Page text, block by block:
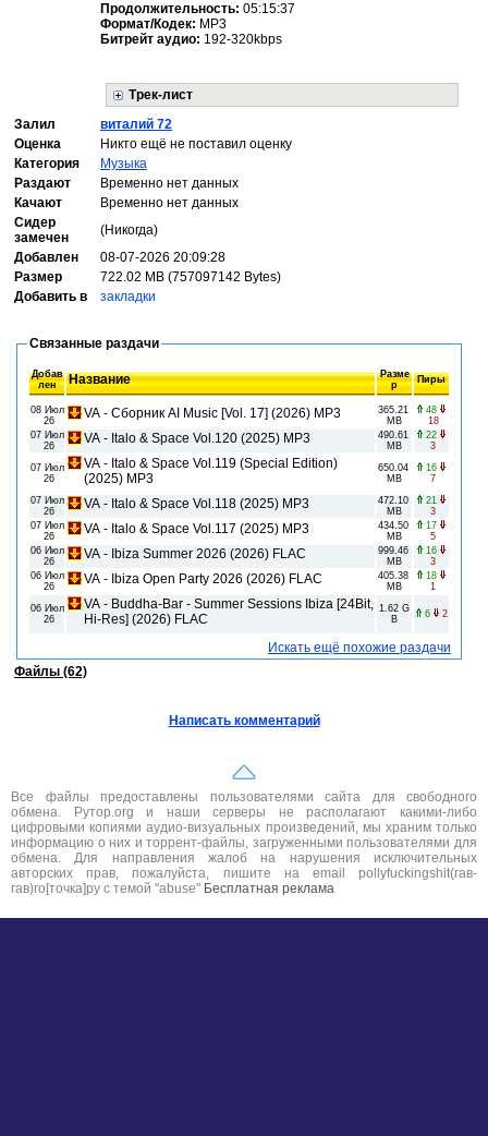
Продолжительность: 05:15:37
Формат/Кодек: MP3
Битрейт аудио: 192-320kbps
Трек-лист
Залил
виталий 72
Оценка
Никто ещё не поставил оценку
Категория
Музыка
Раздают
Временно нет данных
Качают
Временно нет данных
Сидер
замечен
(Никогда)
Добавлен
08-07-2026 20:09:28
Размер
722.02 MB (757097142 Bytes)
Добавить в
закладки
Связанные раздачи
Добав
лен
Название
Разме
р
Пиры
08 Июл
26
VA - Сборник AI Music [Vol. 17] (2026) MP3
365.21
MB
48
18
07 Июл
26
VA - Italo & Space Vol.120 (2025) MP3
490.61
MB
22
3
07 Июл
26
VA - Italo & Space Vol.119 (Special Edition)
(2025) MP3
650.04
MB
16
7
07 Июл
26
VA - Italo & Space Vol.118 (2025) MP3
472.10
MB
21
3
07 Июл
26
VA - Italo & Space Vol.117 (2025) MP3
434.50
MB
17
5
06 Июл
26
VA - Ibiza Summer 2026 (2026) FLAC
999.46
MB
16
3
06 Июл
26
VA - Ibiza Open Party 2026 (2026) FLAC
405.38
MB
18
1
06 Июл
26
VA - Buddha-Bar - Summer Sessions Ibiza [24Bit,
Hi-Res] (2026) FLAC
1.62 G
B
6 2
Искать ещё похожие раздачи
Файлы (62)
Написать комментарий
Все файлы предоставлены пользователями сайта для свободного
обмена. Рутор.org и наши серверы не располагают какими-либо
цифровыми копиями аудио-визуальных произведений, мы храним только
информацию о них и торрент-файлы, загруженными пользователями для
обмена. Для направления жалоб на нарушения исключительных
авторских прав, пожалуйста, пишите на email pollyfuckingshit(гав-
гав)ro[точка]ру с темой "abuse" Бесплатная реклама